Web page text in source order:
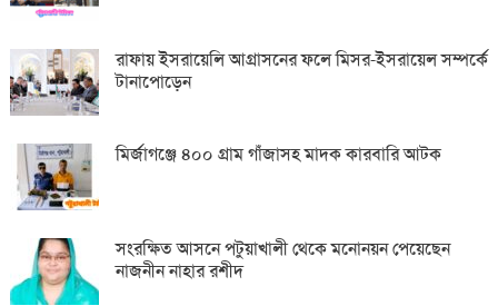
রাফায় ইসরায়েলি আগ্রাসনের ফলে মিসর-ইসরায়েল সম্পর্কে
টানাপোড়েন
মির্জাগঞ্জে ৪০০ গ্রাম গাঁজাসহ মাদক কারবারি আটক
সংরক্ষিত আসনে পটুয়াখালী থেকে মনোনয়ন পেয়েছেন
নাজনীন নাহার রশীদ